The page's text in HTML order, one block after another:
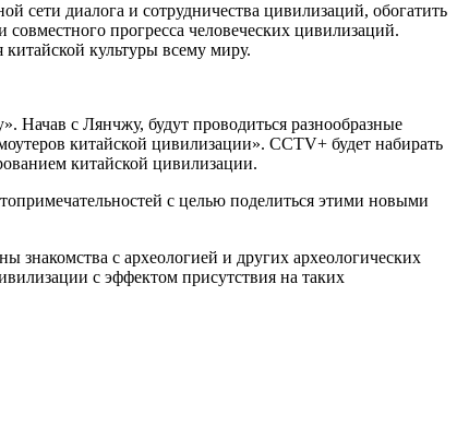
сети диалога и сотрудничества цивилизаций, обогатить
прогресса человеческих цивилизаций.
культуры всему миру.
Начав с Лянчжу, будут проводиться разнообразные
китайской цивилизации». CCTV+ будет набирать
китайской цивилизации.
с целью поделиться этими новыми
с археологией и других археологических
с эффектом присутствия на таких